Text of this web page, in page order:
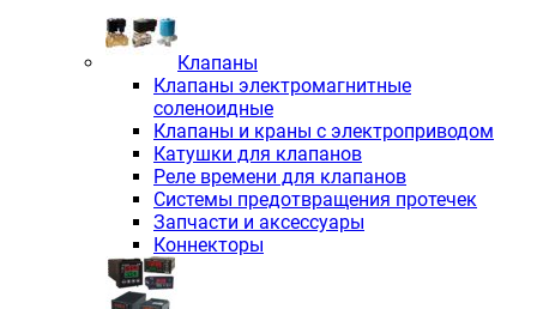
Клапаны
Клапаны электромагнитные
соленоидные
Клапаны и краны с электроприводом
Катушки для клапанов
Реле времени для клапанов
Системы предотвращения протечек
Запчасти и аксессуары
Коннекторы